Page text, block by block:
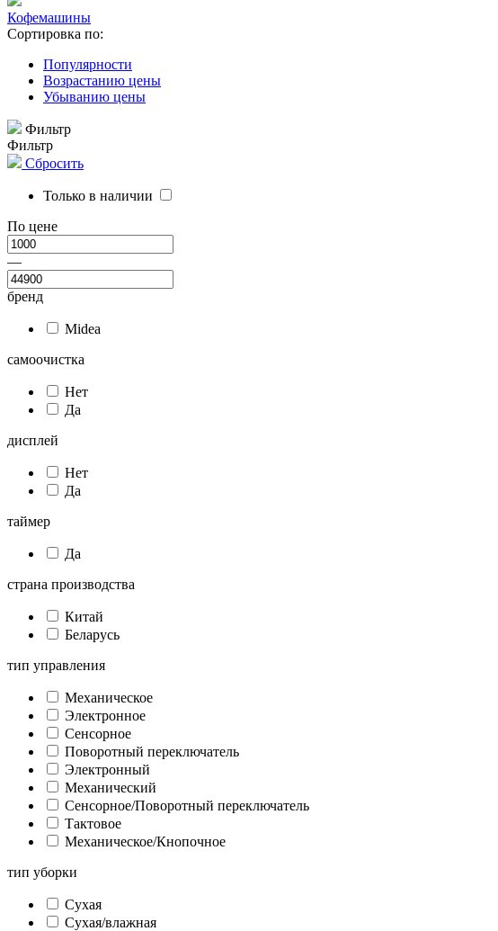
Кофемашины
Сортировка по:
Популярности
Возрастанию цены
Убыванию цены
Фильтр
Фильтр
Сбросить
Только в наличии
По цене
—
бренд
Midea
самоочистка
Нет
Да
дисплей
Нет
Да
таймер
Да
страна производства
Китай
Беларусь
тип управления
Механическое
Электронное
Сенсорное
Поворотный переключатель
Электронный
Механический
Сенсорное/Поворотный переключатель
Тактовое
Механическое/Кнопочное
тип уборки
Сухая
Сухая/влажная